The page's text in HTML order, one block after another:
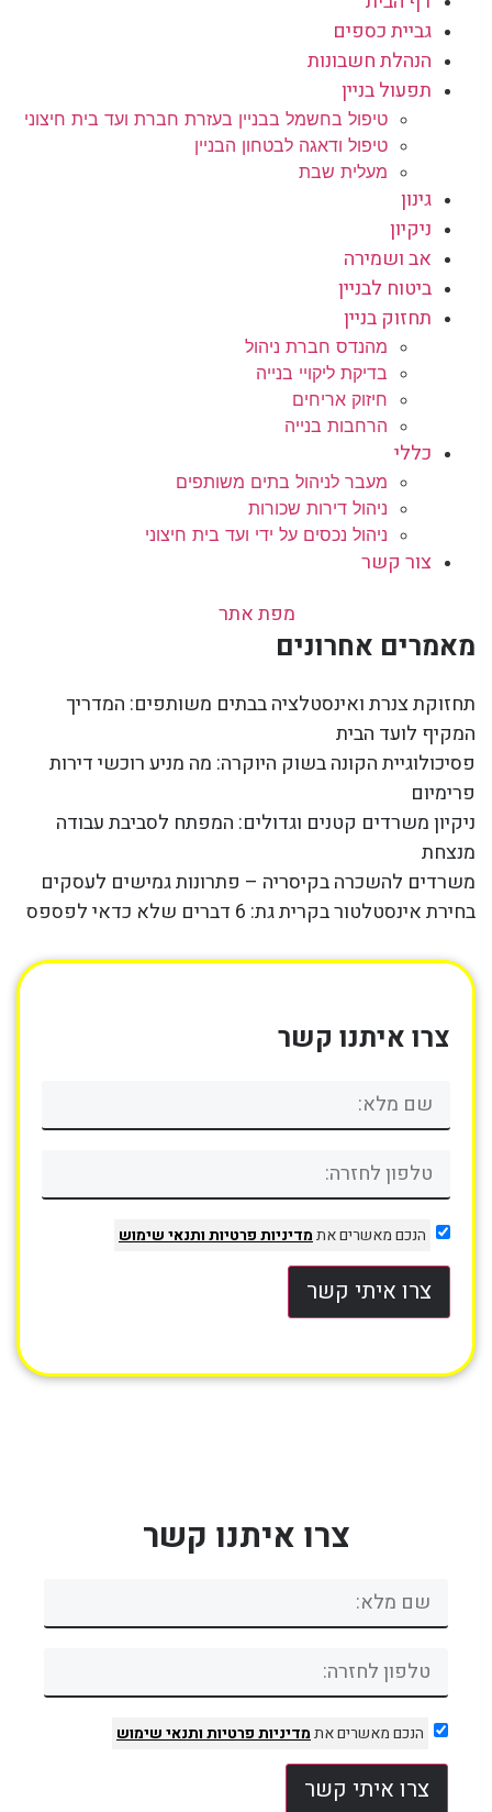
גביית כספים
הנהלת חשבונות
תפעול בניין
טיפול בחשמל בבניין בעזרת חברת ועד בית חיצוני
טיפול ודאגה לבטחון הבניין
מעלית שבת
גינון
ניקיון
אב ושמירה
ביטוח לבניין
תחזוק בניין
מהנדס חברת ניהול
בדיקת ליקויי בנייה
חיזוק אריחים
הרחבות בנייה
כללי
מעבר לניהול בתים משותפים
ניהול דירות שכורות
ניהול נכסים על ידי ועד בית חיצוני
צור קשר
מפת אתר
מאמרים אחרונים
תחזוקת צנרת ואינסטלציה בבתים משותפים: המדריך
המקיף לועד הבית
פסיכולוגיית הקונה בשוק היוקרה: מה מניע רוכשי דירות
פרימיום
ניקיון משרדים קטנים וגדולים: המפתח לסביבת עבודה
מנצחת
משרדים להשכרה בקיסריה – פתרונות גמישים לעסקים
בחירת אינסטלטור בקרית גת: 6 דברים שלא כדאי לפספס
צרו איתנו קשר
הנכם מאשרים אתמדיניות פרטיותותנאי שימוש
צרו איתי קשר
צרו איתנו קשר
הנכם מאשרים אתמדיניות פרטיותותנאי שימוש
צרו איתי קשר